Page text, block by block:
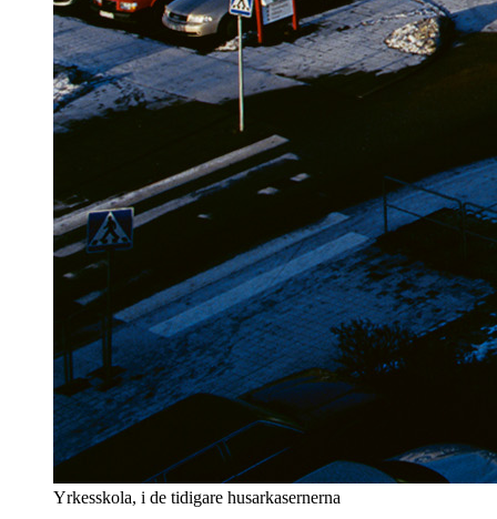
Yrkesskola, i de tidigare husarkasernerna